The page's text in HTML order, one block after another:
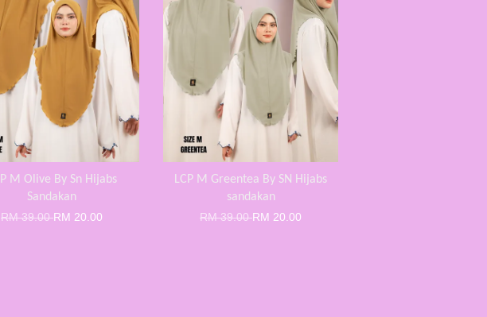
M Olive By Sn Hijabs
Sandakan
RM 39.00RM 20.00
LCP M Greentea By SN Hijabs
sandakan
RM 39.00RM 20.00